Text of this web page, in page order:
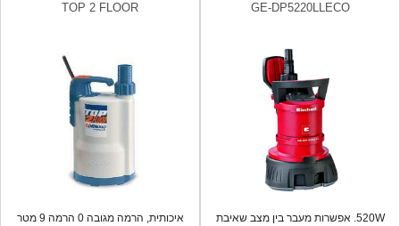
GE-DP5220LLECO
520W. אפשרות מעבר בין מצב שאיבת
TOP 2 FLOOR
איכותית, הרמה מגובה 0 הרמה 9 מטר